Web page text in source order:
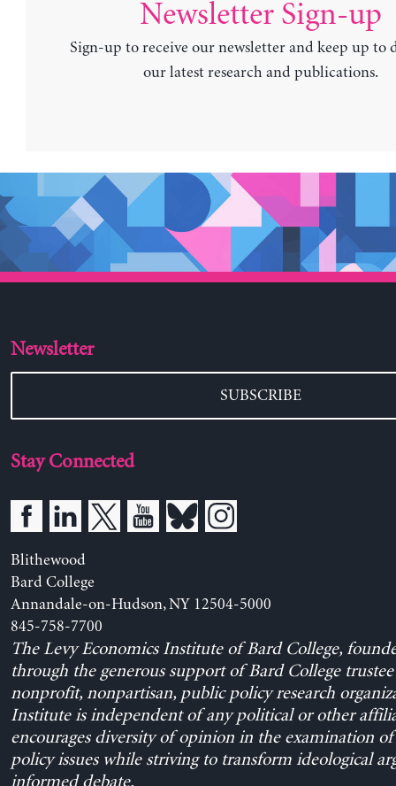
Newsletter Sign-up
Sign-up to receive our newsletter and keep up to
our latest research and publications.
Newsletter
SUBSCRIBE
Stay Connected
Blithewood
Bard College
Annandale-on-Hudson, NY 12504-5000
845-758-7700
The Levy Economics Institute of Bard College,
through the generous support of Bard College trustee
nonprofit, nonpartisan, public policy research
Institute is independent of any political or other
encourages diversity of opinion in the examination
policy issues while striving to transform ideological
informed debate.